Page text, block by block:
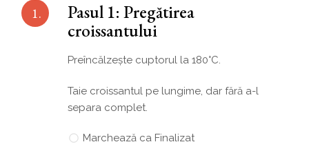
1.
Pasul 1: Pregătirea
croissantului
Preîncălzește cuptorul la 180°C.
Taie croissantul pe lungime, dar fără a-l
separa complet.
Marchează ca Finalizat